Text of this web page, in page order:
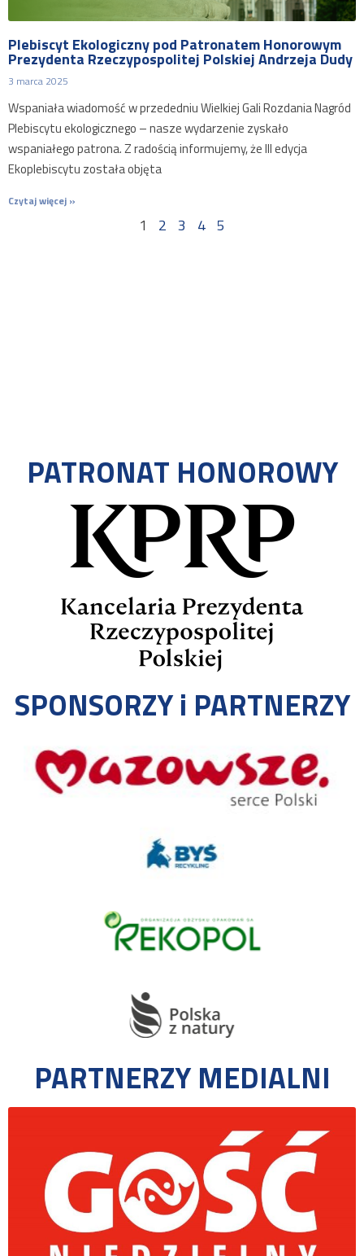
Plebiscyt Ekologiczny pod Patronatem Honorowym
Prezydenta Rzeczypospolitej Polskiej Andrzeja Dudy
3 marca 2025
Wspaniała wiadomość w przededniu Wielkiej Gali Rozdania Nagród
Plebiscytu ekologicznego – nasze wydarzenie zyskało
wspaniałego patrona. Z radością informujemy, że III edycja
Ekoplebiscytu została objęta
Czytaj więcej »
1 2 3 4 5
PATRONAT HONOROWY
SPONSORZY i PARTNERZY
PARTNERZY MEDIALNI